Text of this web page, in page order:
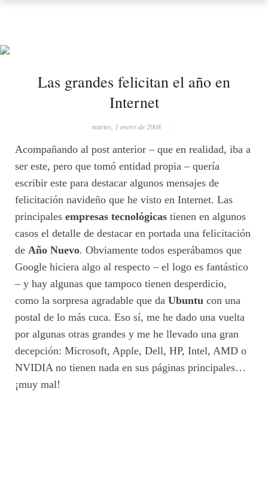
Las grandes felicitan el año en
Internet
martes, 1 enero de 2008 ·
Acompañando al post anterior – que en realidad, iba a
ser este, pero que tomó entidad propia – quería
escribir este para destacar algunos mensajes de
felicitación navideño que he visto en Internet. Las
principales empresas tecnológicas tienen en algunos
casos el detalle de destacar en portada una felicitación
de Año Nuevo. Obviamente todos esperábamos que
Google hiciera algo al respecto – el logo es fantástico
– y hay algunas que tampoco tienen desperdicio,
como la sorpresa agradable que da Ubuntu con una
postal de lo más cuca. Eso sí, me he dado una vuelta
por algunas otras grandes y me he llevado una gran
decepción: Microsoft, Apple, Dell, HP, Intel, AMD o
NVIDIA no tienen nada en sus páginas principales…
¡muy mal!